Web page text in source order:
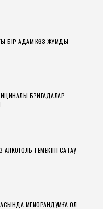
БІР АДАМ КӨЗ ЖҰМДЫ
БРИГАДАЛАР
ТЕМЕКІНІ САҚТАУ
МЕМОРАНДУМҒА ҚОЛ